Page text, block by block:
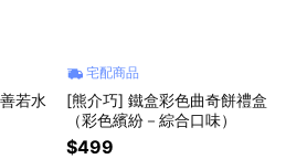
宅配商品
[熊介巧] 鐵盒彩色曲奇餅禮盒
（彩色繽紛－綜合口味）
$499